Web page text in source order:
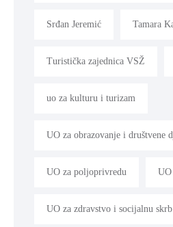
Srđan Jeremić Tamara
Turistička zajednica VSŽ
uo za kulturu i turizam
UO za obrazovanje i društvene
UO za poljoprivredu
UO za zdravstvo i socijalnu skrb